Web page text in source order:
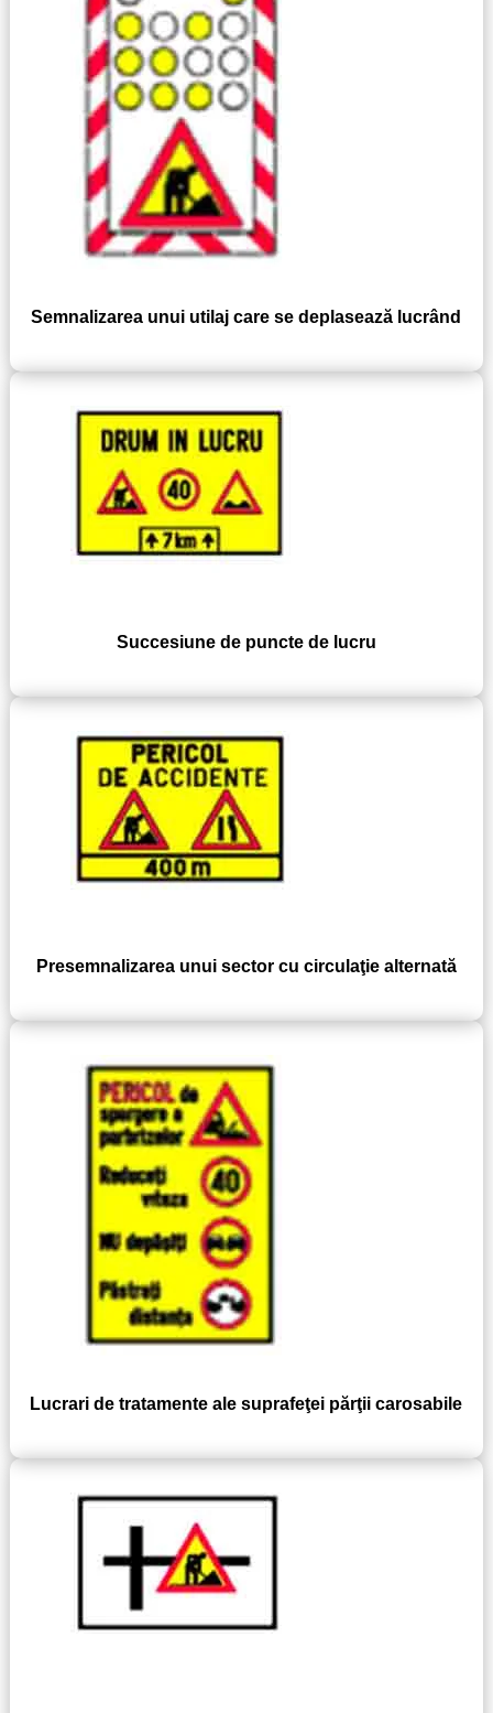
Semnalizarea unui utilaj care se deplasează lucrând
Succesiune de puncte de lucru
Presemnalizarea unui sector cu circulaţie alternată
Lucrari de tratamente ale suprafeţei părţii carosabile